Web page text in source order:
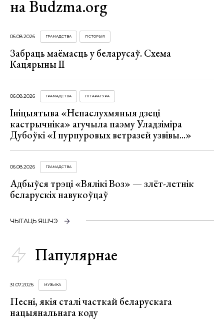
на Budzma.org
06.08.2026 ГРАМАДСТВА ГІСТОРЫЯ
Забраць маёмасць у беларусаў. Схема
Кацярыны ІІ
06.08.2026 ГРАМАДСТВА ЛІТАРАТУРА
Ініцыятыва «Непаслухмяныя дзеці
кастрычніка» агучыла паэму Уладзіміра
Дубоўкі «І пурпуровых ветразей узвівы...»
06.08.2026 ГРАМАДСТВА
Адбыўся трэці «Вялікі Воз» — злёт-летнік
беларускіх навукоўцаў
ЧЫТАЦЬ ЯШЧЭ
Папулярнае
31.07.2026 МУЗЫКА
Песні, якія сталі часткай беларускага
нацыянальнага коду